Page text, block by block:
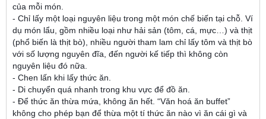
của mỗi món.
- Chỉ lấy một loại nguyên liệu trong một món chế biến tại chỗ. Ví
dụ món lẩu, gồm nhiều loại như hải sản (tôm, cá, mực…) và thịt
(phổ biến là thịt bò), nhiều người tham lam chỉ lấy tôm và thịt bò
với số lượng nguyên đĩa, đến người kế tiếp thì không còn
nguyên liệu đó nữa.
- Chen lấn khi lấy thức ăn.
- Di chuyển quá nhanh trong khu vực để đồ ăn.
- Để thức ăn thừa mứa, không ăn hết. “Văn hoá ăn buffet”
không cho phép bạn để thừa một tí thức ăn nào vì ăn cái gì và